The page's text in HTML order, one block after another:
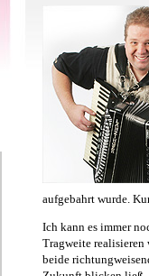
aufgebahrt wurde.
Ich kann es immer
Tragweite realisieren
beide